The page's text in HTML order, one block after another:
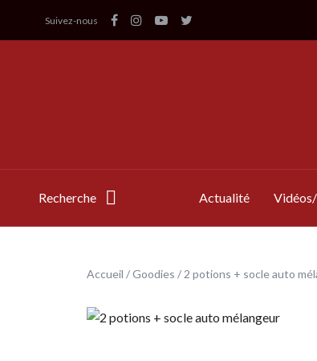
Suivez-nous
Recherche Actualité
Accueil /Goodies / 2 potions + socle auto